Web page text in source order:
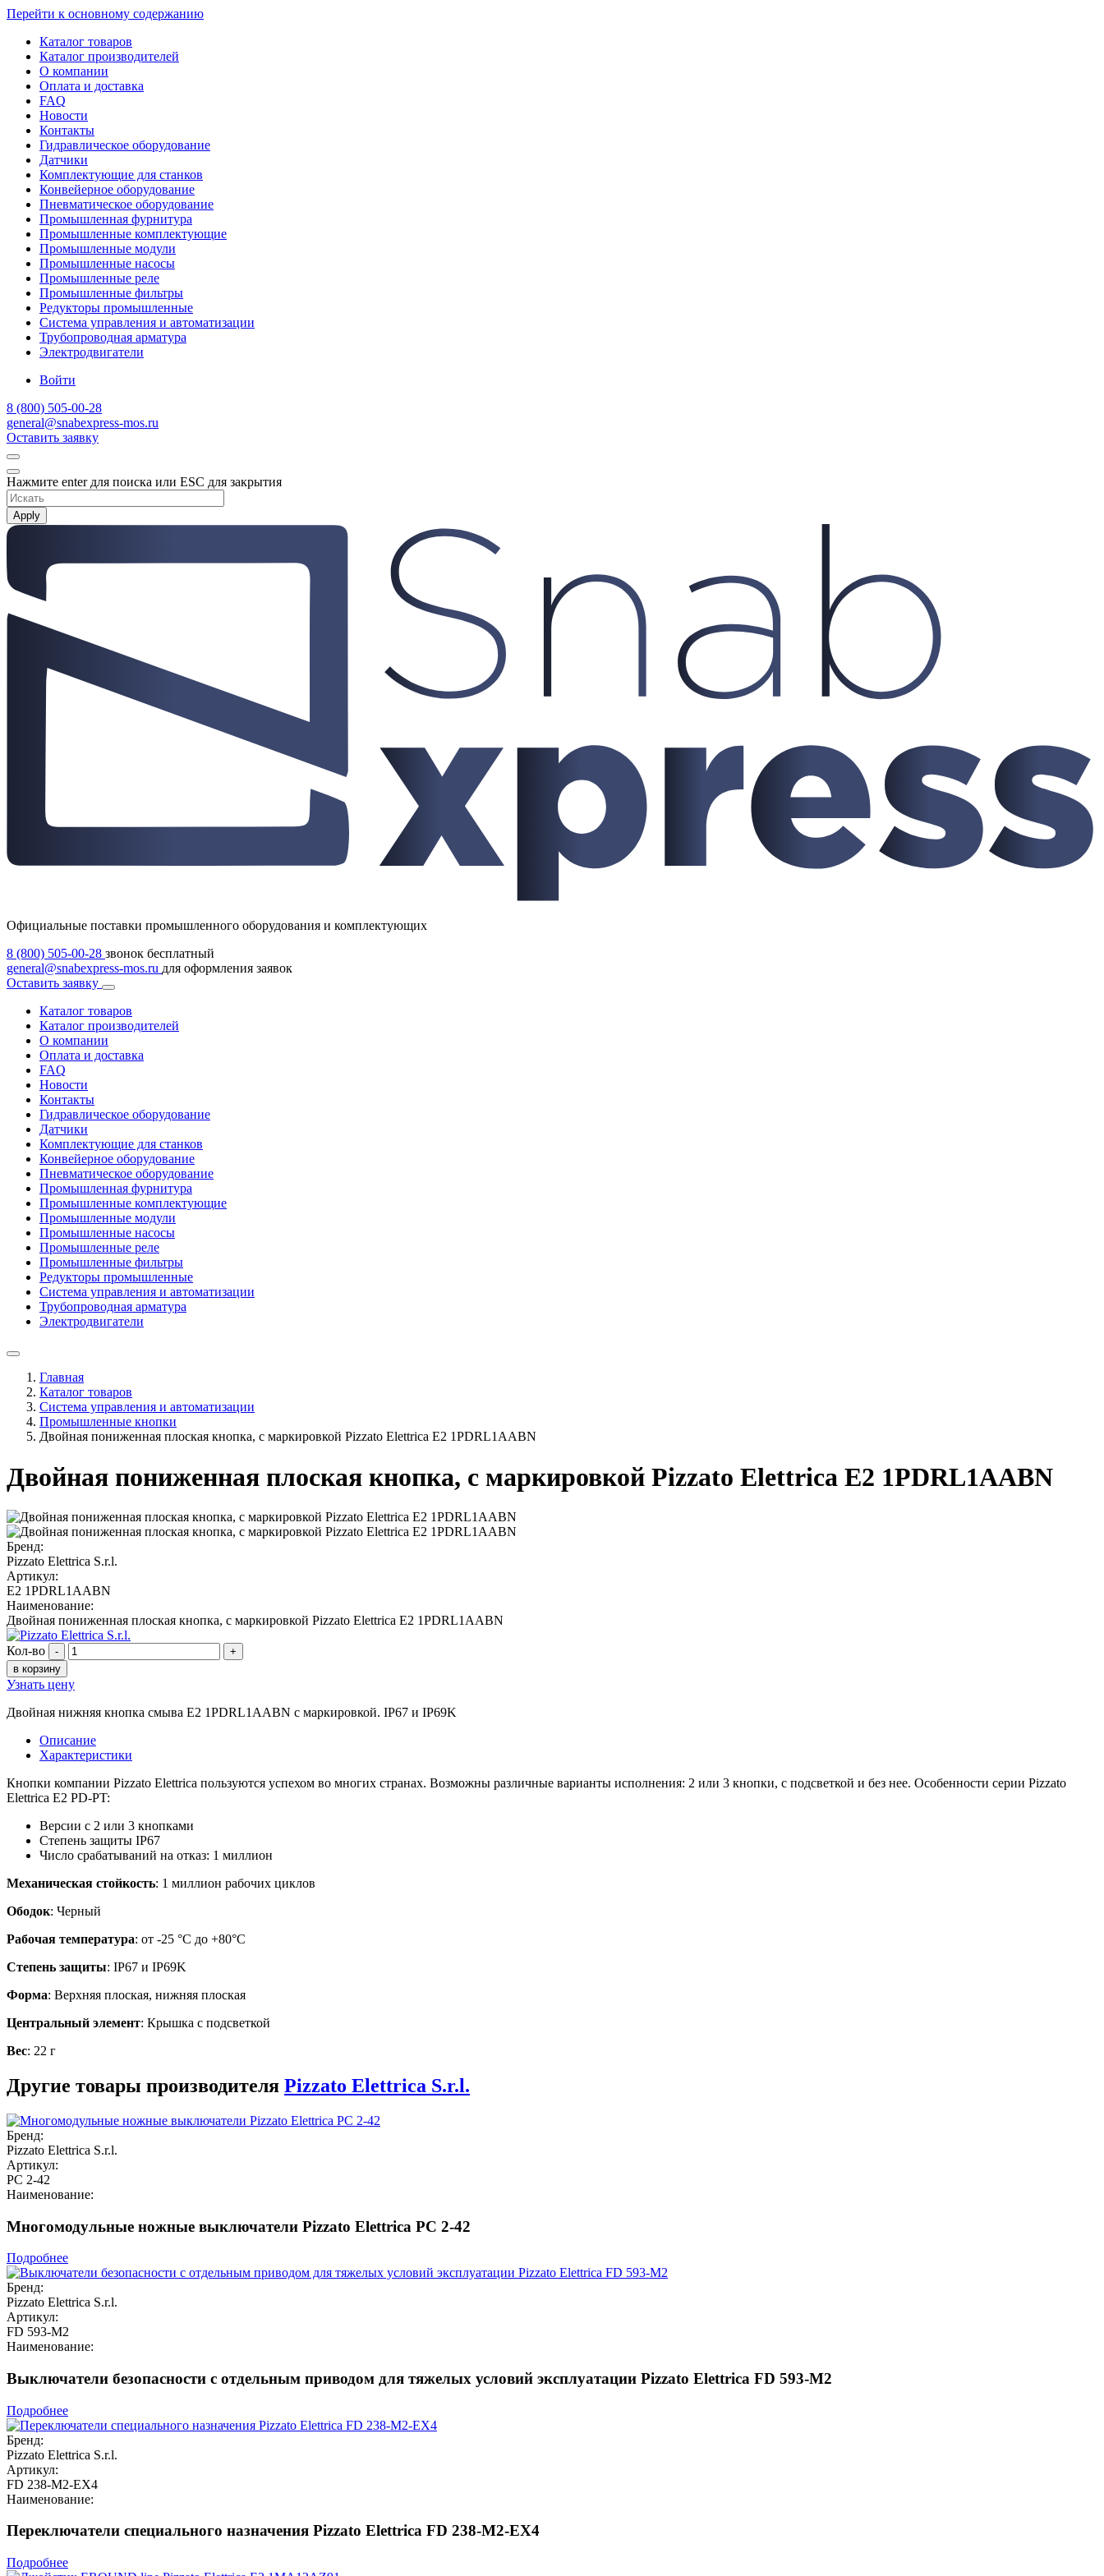
Перейти к основному содержанию
Каталог товаров
Каталог производителей
О компании
Оплата и доставка
FAQ
Новости
Контакты
Гидравлическое оборудование
Датчики
Комплектующие для станков
Конвейерное оборудование
Пневматическое оборудование
Промышленная фурнитура
Промышленные комплектующие
Промышленные модули
Промышленные насосы
Промышленные реле
Промышленные фильтры
Редукторы промышленные
Система управления и автоматизации
Трубопроводная арматура
Электродвигатели
Войти
8 (800) 505-00-28
general@snabexpress-mos.ru
Оставить заявку
Нажмите enter для поиска или ESC для закрытия
Apply
Официальные поставки промышленного оборудования и комплектующих
8 (800) 505-00-28 звонок бесплатный
general@snabexpress-mos.ru для оформления заявок
Оставить заявку
Каталог товаров
Каталог производителей
О компании
Оплата и доставка
FAQ
Новости
Контакты
Гидравлическое оборудование
Датчики
Комплектующие для станков
Конвейерное оборудование
Пневматическое оборудование
Промышленная фурнитура
Промышленные комплектующие
Промышленные модули
Промышленные насосы
Промышленные реле
Промышленные фильтры
Редукторы промышленные
Система управления и автоматизации
Трубопроводная арматура
Электродвигатели
Главная
Каталог товаров
Система управления и автоматизации
Промышленные кнопки
Двойная пониженная плоская кнопка, c маркировкой Pizzato Elettrica E2 1PDRL1AABN
Двойная пониженная плоская кнопка, c маркировкой Pizzato Elettrica E2 1PDRL1AABN
Бренд:
Pizzato Elettrica S.r.l.
Артикул:
E2 1PDRL1AABN
Наименование:
Двойная пониженная плоская кнопка, c маркировкой Pizzato Elettrica E2 1PDRL1AABN
Кол-во -
+
в корзину
Узнать цену
Двойная нижняя кнопка смыва E2 1PDRL1AABN с маркировкой. IP67 и IP69K
Описание
Характеристики
Кнопки компании Pizzato Elettrica пользуются успехом во многих странах. Возможны различные варианты исполнения: 2 или 3 кнопки, с подсветкой и без нее. Особенности серии Pizzato
Elettrica E2 PD-PT:
Версии с 2 или 3 кнопками
Степень защиты IP67
Число срабатываний на отказ: 1 миллион
Механическая стойкость: 1 миллион рабочих циклов
Ободок: Черный
Рабочая температура: от -25 °C до +80°C
Степень защиты: IP67 и IP69K
Форма: Верхняя плоская, нижняя плоская
Центральный элемент: Крышка с подсветкой
Вес: 22 г
Другие товары производителя Pizzato Elettrica S.r.l.
Бренд:
Pizzato Elettrica S.r.l.
Артикул:
PC 2-42
Наименование:
Многомодульные ножные выключатели Pizzato Elettrica PC 2-42
Подробнее
Бренд:
Pizzato Elettrica S.r.l.
Артикул:
FD 593-M2
Наименование:
Выключатели безопасности с отдельным приводом для тяжелых условий эксплуатации Pizzato Elettrica FD 593-M2
Подробнее
Бренд:
Pizzato Elettrica S.r.l.
Артикул:
FD 238-M2-EX4
Наименование:
Переключатели специального назначения Pizzato Elettrica FD 238-M2-EX4
Подробнее